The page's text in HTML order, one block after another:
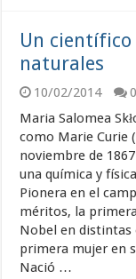
Un
naturales
10/02/2014
0
Maria Salomea
como Marie Curie
noviembre de
una química y
Pionera en el
méritos, la
Nobel en distintas
primera mujer en
Nació …